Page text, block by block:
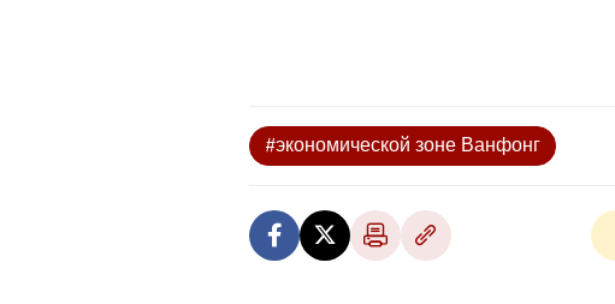
#экономической зоне Ванфонг